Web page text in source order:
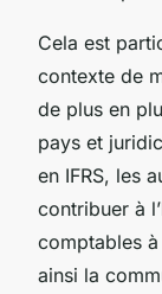
Cela est
contexte de
de plus en
pays et
en IFRS, les
contribuer à
comptables
ainsi la